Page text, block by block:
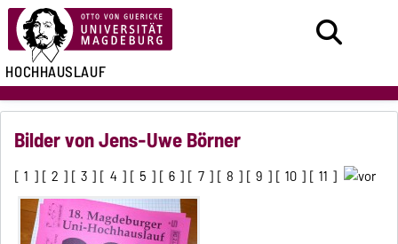
HOCHHAUSLAUF
Bilder von Jens-Uwe Börner
[ 1 ] [ 2 ] [ 3 ] [ 4 ] [ 5 ] [ 6 ] [ 7 ] [ 8 ] [ 9 ] [ 10 ] [ 11 ]